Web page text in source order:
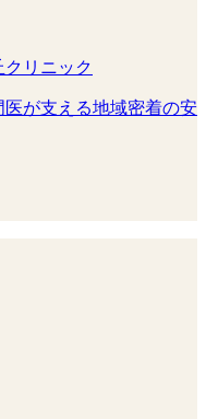
リニック
が支える地域密着の安